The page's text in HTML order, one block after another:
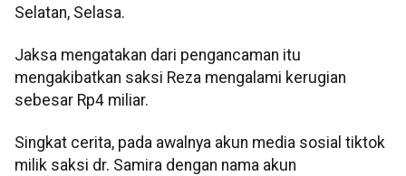
Selatan, Selasa.
Jaksa mengatakan dari pengancaman itu
mengakibatkan saksi Reza mengalami kerugian
sebesar Rp4 miliar.
Singkat cerita, pada awalnya akun media sosial tiktok
milik saksi dr. Samira dengan nama akun